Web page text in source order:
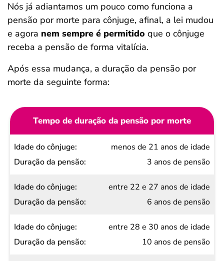
Nós já adiantamos um pouco como funciona a
pensão por morte para cônjuge, afinal, a lei mudou
e agora nem sempre é permitido que o cônjuge
receba a pensão de forma vitalícia.
Após essa mudança, a duração da pensão por
morte da seguinte forma:
Tempo de duração da pensão por morte
Idade
do
Duração
da
pensão
menos de 21 anos de idade
3 anos de pensão
entre 22 e 27 anos de idade
6 anos de pensão
entre 28 e 30 anos de idade
10 anos de pensão